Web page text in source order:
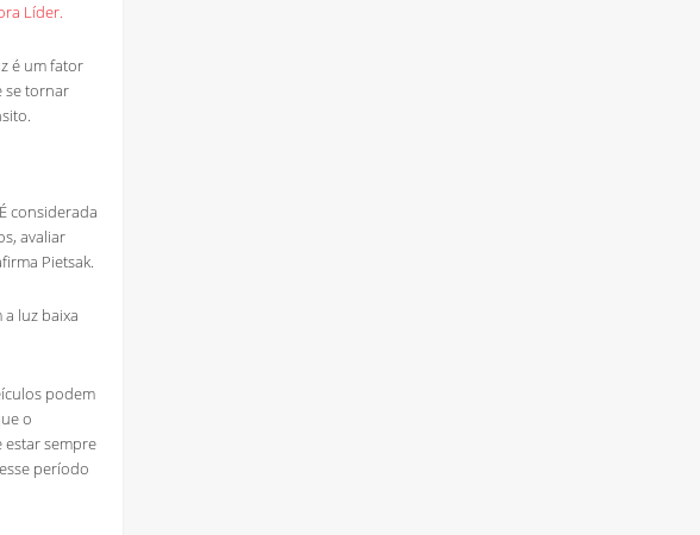
Líder.
é um fator
se tornar
considerada
avaliar
Pietsak.
luz baixa
podem
o
estar sempre
período